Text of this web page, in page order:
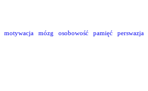
motywacja mózg osobowość pamięć perswazja